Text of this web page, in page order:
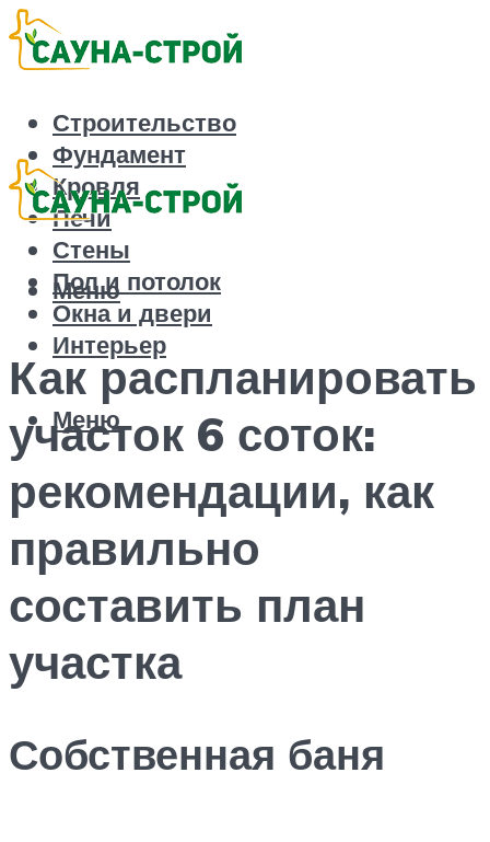
Строительство
Фундамент
Кровля
Печи
Стены
Пол и потолок
Окна и двери
Интерьер
Меню
Меню
Как распланировать
участок 6 соток:
рекомендации, как
правильно
составить план
участка
Собственная баня